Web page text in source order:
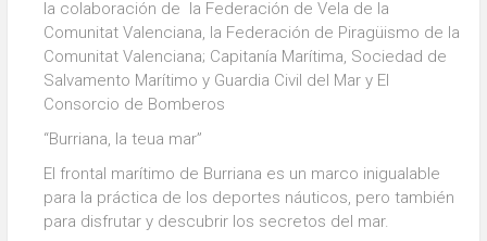
la colaboración de la Federación de Vela de la
Comunitat Valenciana, la Federación de Piragüismo de la
Comunitat Valenciana; Capitanía Marítima, Sociedad de
Salvamento Marítimo y Guardia Civil del Mar y El
Consorcio de Bomberos
“Burriana, la teua mar”
El frontal marítimo de Burriana es un marco inigualable
para la práctica de los deportes náuticos, pero también
para disfrutar y descubrir los secretos del mar.